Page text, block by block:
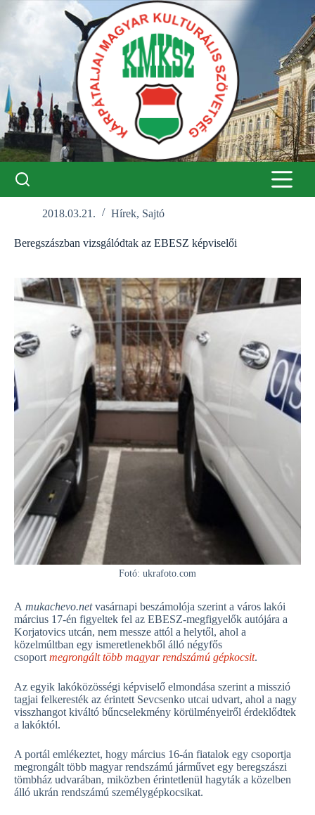
2018.03.21. Hírek, Sajtó
Beregszászban vizsgálódtak az EBESZ képviselői
Fotó: ukrafoto.com
A mukachevo.netvasárnapi beszámolója szerint a város lakói
március 17-én figyeltek fel az EBESZ-megfigyelők autójára a
Korjatovics utcán, nem messze attól a helytől, ahol a
közelmúltban egy ismeretlenekből álló négyfős
csoport megrongált több magyar rendszámú gépkocsit.
Az egyik lakóközösségi képviselő elmondása szerint a misszió
tagjai felkeresték az érintett Sevcsenko utcai udvart, ahol a nagy
visszhangot kiváltó bűncselekmény körülményeiről érdeklődtek
a lakóktól.
A portál emlékeztet, hogy március 16-án fiatalok egy csoportja
megrongált több magyar rendszámú járművet egy beregszászi
tömbház udvarában, miközben érintetlenül hagyták a közelben
álló ukrán rendszámú személygépkocsikat.